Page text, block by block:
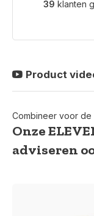
39 klanten
Product
Combineer voor
Onze
adviseren